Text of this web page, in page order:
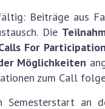
Beiträge aus
Die
For Participation
Möglichkeiten
zum Call
Semesterstart an